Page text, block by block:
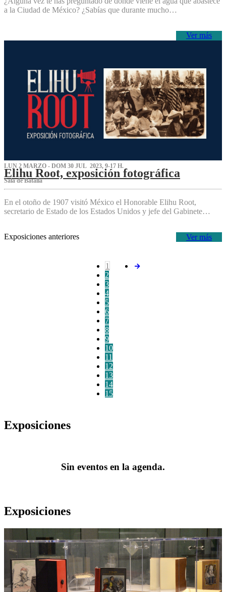
a la Ciudad de México? ¿Sabías que durante mucho…
Ver más
LUN 2 MARZO - DOM 30 JUL 2023, 9-17 H.
Elihu Root, exposición fotográfica
Sala de Batalla
En el otoño de 1907 visitó México el Honorable Elihu Root,
secretario de Estado de los Estados Unidos y jefe del Gabinete…
Ver más
Exposiciones anteriores
1
2
3
4
5
6
7
8
9
10
11
12
13
14
15
Exposiciones
Sin eventos en la agenda.
Exposiciones